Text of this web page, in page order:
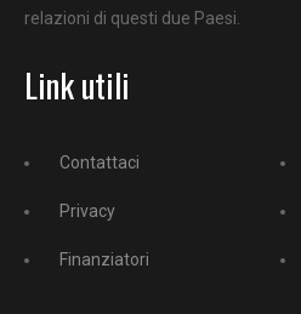
relazioni di questi due Paesi.
Link utili
Contattaci
Privacy
Finanziatori